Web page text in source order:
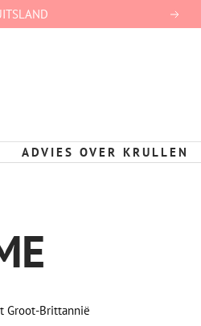
Vervolg
ADVIES OVER KRULLEN
Groot-Brittannië